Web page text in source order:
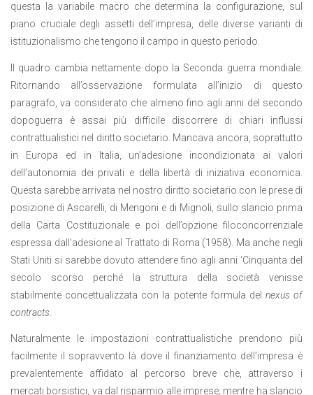
questa la variabile macro che determina la configurazione, sul
piano cruciale degli assetti dell’impresa, delle diverse varianti di
istituzionalismo che tengono il campo in questo periodo.
Il quadro cambia nettamente dopo la Seconda guerra mondiale.
Ritornando all’osservazione formulata all’inizio di questo
paragrafo, va considerato che almeno fino agli anni del secondo
dopoguerra è assai più difficile discorrere di chiari influssi
contrattualistici nel diritto societario. Mancava ancora, soprattutto
in Europa ed in Italia, un’adesione incondizionata ai valori
dell’autonomia dei privati e della libertà di iniziativa economica.
Questa sarebbe arrivata nel nostro diritto societario con le prese di
posizione di Ascarelli, di Mengoni e di Mignoli, sullo slancio prima
della Carta Costituzionale e poi dell’opzione filoconcorrenziale
espressa dall’adesione al Trattato di Roma (1958). Ma anche negli
Stati Uniti si sarebbe dovuto attendere fino agli anni ‘Cinquanta del
secolo scorso perché la struttura della società venisse
stabilmente concettualizzata con la potente formula del nexus of
contracts
Naturalmente le impostazioni contrattualistiche prendono più
facilmente il sopravvento là dove il finanziamento dell’impresa è
prevalentemente affidato al percorso breve che, attraverso i
mercati borsistici, va dal risparmio alle imprese; mentre ha slancio